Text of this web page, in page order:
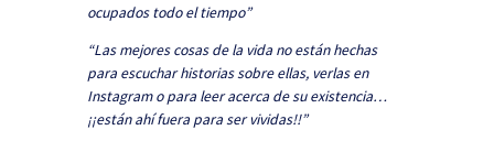
ocupados todo el tiempo”
“Las mejores cosas de la vida no están hechas
para escuchar historias sobre ellas, verlas en
Instagram o para leer acerca de su existencia…
¡¡están ahí fuera para ser vividas!!”